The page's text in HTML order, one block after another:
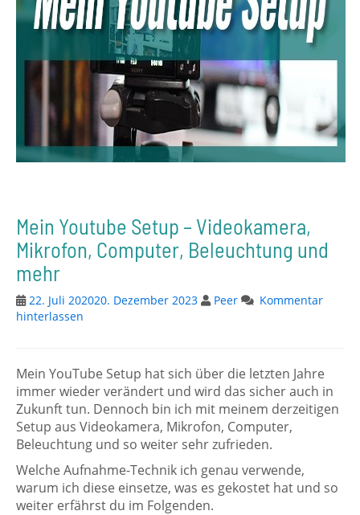
Mein Youtube Setup – Videokamera,
Mikrofon, Computer, Beleuchtung und
mehr
22. Juli 202020. Dezember 2023 Peer
Kommentar
hinterlassen
Mein YouTube Setup hat sich über die letzten Jahre
immer wieder verändert und wird das sicher auch in
Zukunft tun. Dennoch bin ich mit meinem derzeitigen
Setup aus Videokamera, Mikrofon, Computer,
Beleuchtung und so weiter sehr zufrieden.
Welche Aufnahme-Technik ich genau verwende,
warum ich diese einsetze, was es gekostet hat und so
weiter erfährst du im Folgenden.